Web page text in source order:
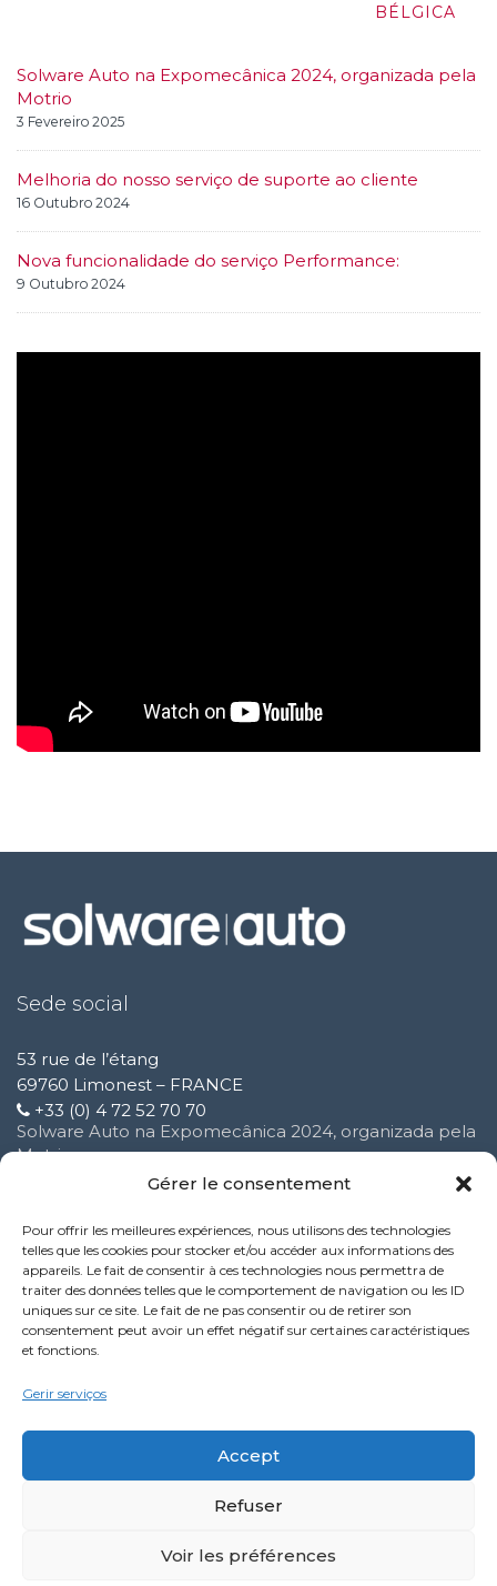
Gérer le consentement
Pour offrir les meilleures expériences, nous utilisons des technologies
telles que les cookies pour stocker et/ou accéder aux informations des
appareils. Le fait de consentir à ces technologies nous permettra de
traiter des données telles que le comportement de navigation ou les ID
uniques sur ce site. Le fait de ne pas consentir ou de retirer son
consentement peut avoir un effet négatif sur certaines caractéristiques
et fonctions.
Gerir serviços
Accept
Refuser
Voir les préférences
BÉLGICA
Solware Auto na Expomecânica 2024, organizada pela
Motrio
3 Fevereiro 2025
Melhoria do nosso serviço de suporte ao cliente
16 Outubro 2024
Nova funcionalidade do serviço Performance:
9 Outubro 2024
Sede social
53 rue de l’étang
69760 Limonest – FRANCE
+33 (0) 4 72 52 70 70
Solware Auto na Expomecânica 2024, organizada pela
Motrio
Melhoria do nosso serviço de suporte ao cliente
16 Outubro 2024
Nova funcionalidade do serviço Performance:
9 Outubro 2024
Politique de confidentialité
Mentions légales